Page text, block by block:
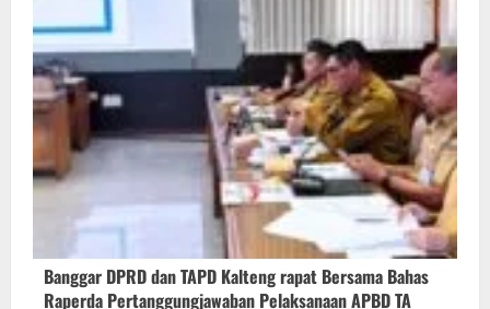
Banggar DPRD dan TAPD Kalteng rapat Bersama Bahas
Raperda Pertanggungjawaban Pelaksanaan APBD TA